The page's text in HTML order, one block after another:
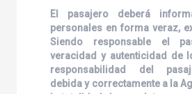
El pasajero deberá
personales en forma veraz,
Siendo responsable el
veracidad y autenticidad de
responsabilidad del
debida y correctamente a la